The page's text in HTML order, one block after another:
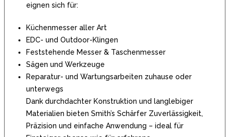
eignen sich für:
Küchenmesser aller Art
EDC- und Outdoor-Klingen
Feststehende Messer & Taschenmesser
Sägen und Werkzeuge
Reparatur- und Wartungsarbeiten zuhause oder
unterwegs
Dank durchdachter Konstruktion und langlebiger
Materialien bieten Smith’s Schärfer Zuverlässigkeit,
Präzision und einfache Anwendung – ideal für